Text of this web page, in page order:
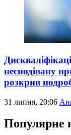
несподівану
розкрив
31 липня, 20:06
Популярне